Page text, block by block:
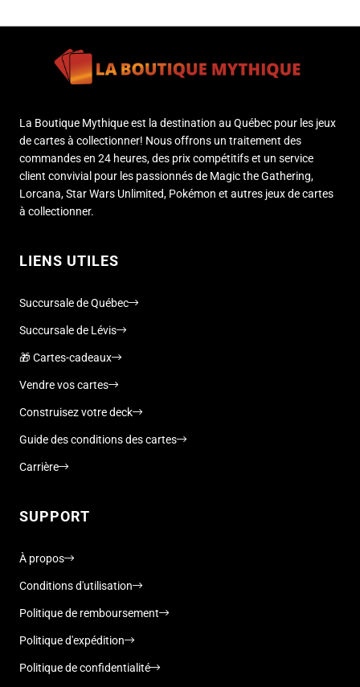
La Boutique Mythique est la destination au Québec pour les jeux
de cartes à collectionner! Nous offrons un traitement des
commandes en 24 heures, des prix compétitifs et un service
client convivial pour les passionnés de Magic the Gathering,
Lorcana, Star Wars Unlimited, Pokémon et autres jeux de cartes
à collectionner.
LIENS UTILES
Succursale de Québec
Succursale de Lévis
🎁 Cartes-cadeaux
Vendre vos cartes
Construisez votre deck
Guide des conditions des cartes
Carrière
SUPPORT
À propos
Conditions d'utilisation
Politique de remboursement
Politique d'expédition
Politique de confidentialité